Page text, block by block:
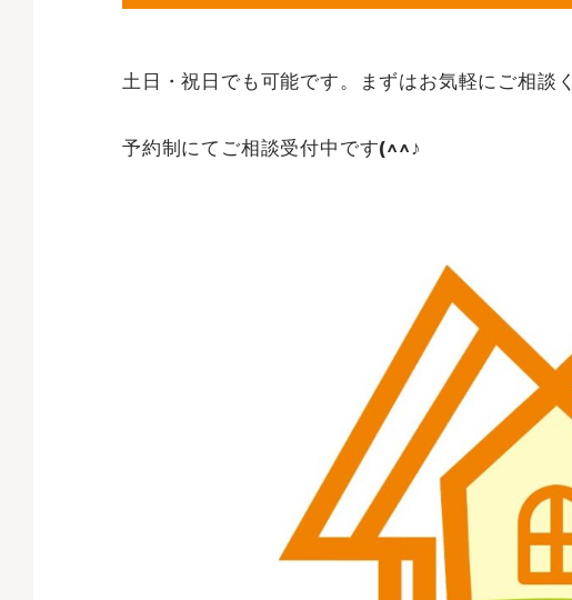
土日・祝日でも可能です。まずはお気軽にご相談
予約制にてご相談受付中です(^^♪